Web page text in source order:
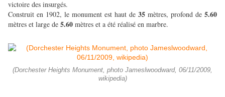
victoire des insurgés.
Construit en 1902, le monument est haut de 35 mètres, profond de 5.60
mètres et large de 5.60 mètres et a été réalisé en marbre.
(Dorchester Heights Monument, photo Jameslwoodward, 06/11/2009,
wikipedia)